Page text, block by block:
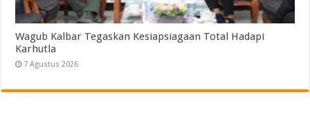
Wagub Kalbar Tegaskan Kesiapsiagaan Total Hadapi
Karhutla
7 Agustus 2026